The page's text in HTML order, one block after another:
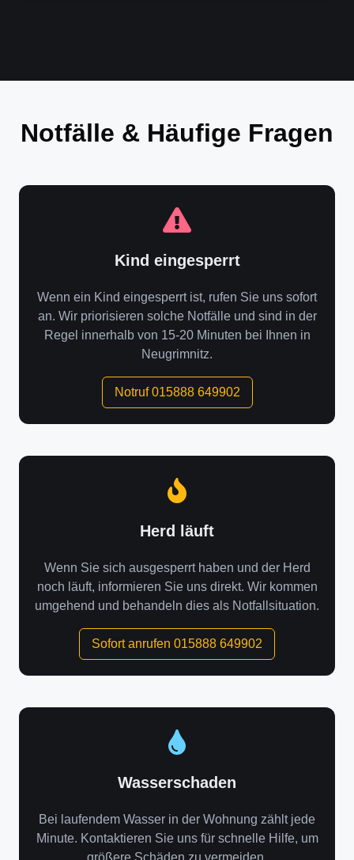
Notfälle & Häufige Fragen
Kind eingesperrt
Wenn ein Kind eingesperrt ist, rufen Sie uns sofort
an. Wir priorisieren solche Notfälle und sind in der
Regel innerhalb von 15-20 Minuten bei Ihnen in
Neugrimnitz.
Notruf 015888 649902
Herd läuft
Wenn Sie sich ausgesperrt haben und der Herd
noch läuft, informieren Sie uns direkt. Wir kommen
umgehend und behandeln dies als Notfallsituation.
Sofort anrufen 015888 649902
Wasserschaden
Bei laufendem Wasser in der Wohnung zählt jede
Minute. Kontaktieren Sie uns für schnelle Hilfe, um
größere Schäden zu vermeiden.